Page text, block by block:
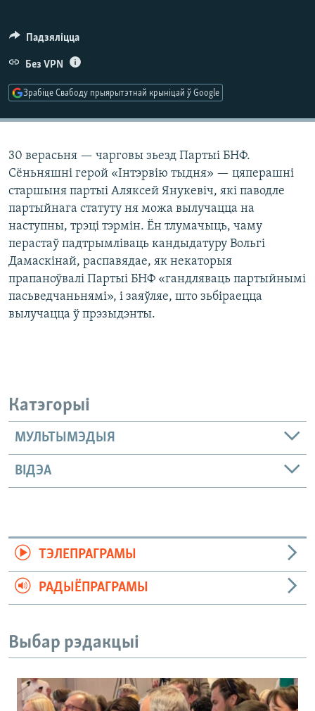
КАЛЯНДАР
НА ХВАЛЯХ СВАБОДЫ
Падзяліцца
Без VPN
Зрабіце Свабоду прыярытэтнай крыніцай ў Google
30 верасьня — чарговы зьезд Партыі БНФ.
Сёньняшні герой «Інтэрвію тыдня» — цяперашні
старшыня партыі Аляксей Янукевіч, які паводле
партыйнага статуту ня можа вылучацца на
наступны, трэці тэрмін. Ён тлумачыць, чаму
перастаў падтрымліваць кандыдатуру Вольгі
Дамаскінай, распавядае, як некаторыя
прапаноўвалі Партыі БНФ «гандляваць партыйнымі
пасьведчаньнямі», і заяўляе, што зьбіраецца
вылучацца ў прэзыдэнты.
Катэгорыі
МУЛЬТЫМЭДЫЯ
ВІДЭА
ТЭЛЕПРАГРАМЫ
РАДЫЁПРАГРАМЫ
Выбар рэдакцыі